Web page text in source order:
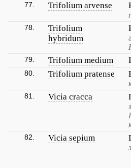
77. Trifolium arvense
78.
Trifolium
hybridum
79. Trifolium medium
80. Trifolium pratense
81. Vicia cracca
82. Vicia sepium